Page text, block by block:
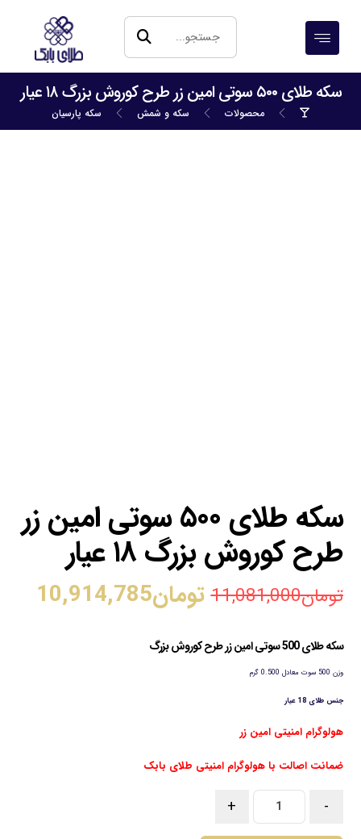
سکه طلای ۵۰۰ سوتی امین زر طرح کوروش بزرگ ۱۸ عیار
محصولات سکه و شمش سکه پارسیان
سکه طلای ۵۰۰ سوتی امین زر
طرح کوروش بزرگ ۱۸ عیار
تومان11,081,000 تومان10,914,785
سکه طلای 500 سوتی امین زر طرح کوروش بزرگ
وزن 500 سوت معادل 0.500 گرم
جنس طلای 18 عیار
هولوگرام امنیتی امین زر
ضمانت اصالت با هولوگرام امنیتی طلای بابک
-
+